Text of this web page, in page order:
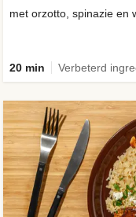
met orzotto, spinazie en
20 min Verbeterd